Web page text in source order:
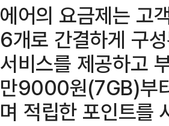
에어의 요금제는 고
6개로 간결하게 구
서비스를 제공하고
만9000원(7GB)부
며 적립한 포인트를